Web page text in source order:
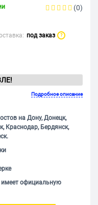
(0)
под заказ ?
Подробное описание
на Дону, Донецк,
Краснодар, Бердянск,
имеет официальную